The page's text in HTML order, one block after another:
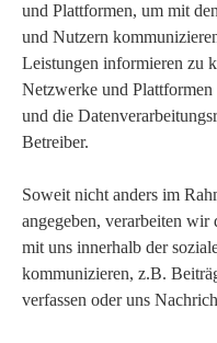
und Plattformen, um mit
und Nutzern
Leistungen informieren zu
Netzwerke und Plattformen
und die
Betreiber.
Soweit nicht anders im
angegeben, verarbeiten wir
mit uns innerhalb der
kommunizieren, z.B.
verfassen oder uns